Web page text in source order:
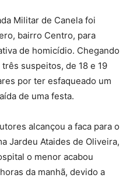
Militar de Canela foi
bairro Centro, para
de homicídio. Chegando
suspeitos, de 18 e 19
por ter esfaqueado um
de uma festa.
alcançou a faca para o
Jardeu Ataides de Oliveira,
o menor acabou
da manhã, devido a